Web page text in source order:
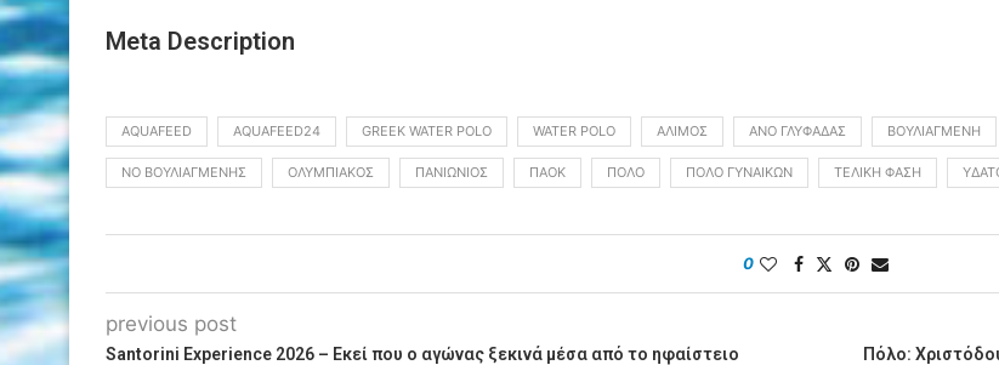
Meta Description
AQUAFEED AQUAFEED24 GREEK WATER POLO WATER POLO ΑΛΙΜΟΣ ΑΝΟ ΓΛΥΦΆΔΑΣ ΒΟΥΛΙΑΓΜΈΝΗ
ΝΟ ΒΟΥΛΙΑΓΜΈΝΗΣ ΟΛΥΜΠΙΑΚΌΣ ΠΑΝΙΏΝΙΟΣ ΠΑΟΚ ΠΌΛΟ ΠΌΛΟ ΓΥΝΑΙΚΏΝ ΤΕΛΙΚΉ ΦΆΣΗ
0
previous post
Santorini Experience 2026 – Εκεί που ο αγώνας ξεκινά μέσα από το ηφαίστειο
Πόλο: